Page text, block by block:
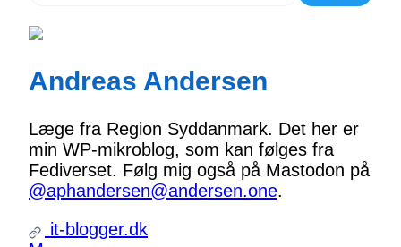
Andreas Andersen
Læge fra Region Syddanmark. Det her er
min WP-mikroblog, som kan følges fra
Fediverset. Følg mig også på Mastodon på
@aphandersen@andersen.one.
it-blogger.dk